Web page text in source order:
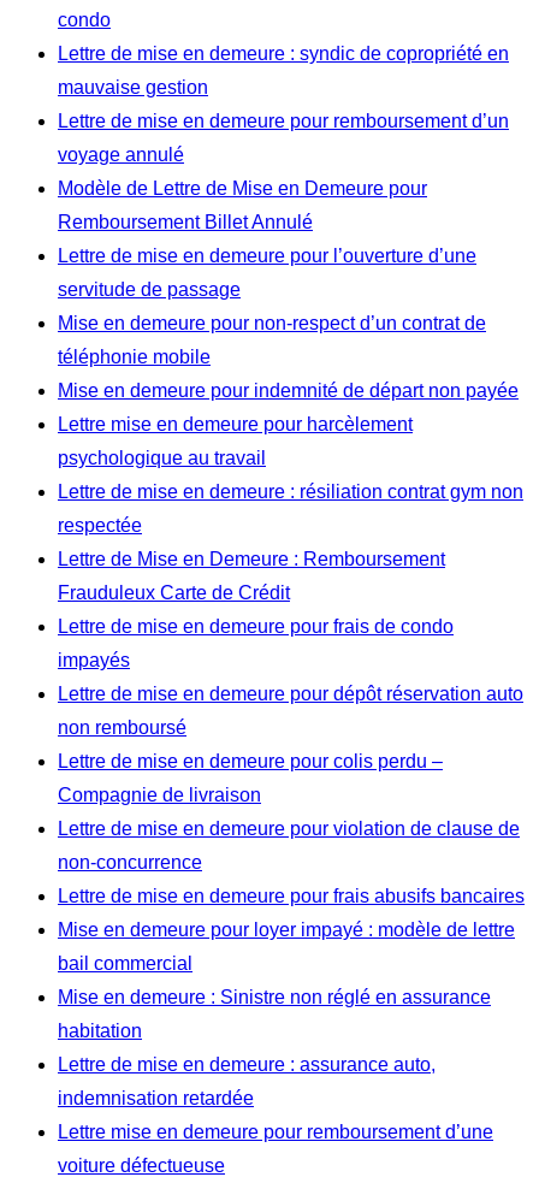
condo
Lettre de mise en demeure : syndic de copropriété en
mauvaise gestion
Lettre de mise en demeure pour remboursement d’un
voyage annulé
Modèle de Lettre de Mise en Demeure pour
Remboursement Billet Annulé
Lettre de mise en demeure pour l’ouverture d’une
servitude de passage
Mise en demeure pour non-respect d’un contrat de
téléphonie mobile
Mise en demeure pour indemnité de départ non payée
Lettre mise en demeure pour harcèlement
psychologique au travail
Lettre de mise en demeure : résiliation contrat gym non
respectée
Lettre de Mise en Demeure : Remboursement
Frauduleux Carte de Crédit
Lettre de mise en demeure pour frais de condo
impayés
Lettre de mise en demeure pour dépôt réservation auto
non remboursé
Lettre de mise en demeure pour colis perdu –
Compagnie de livraison
Lettre de mise en demeure pour violation de clause de
non-concurrence
Lettre de mise en demeure pour frais abusifs bancaires
Mise en demeure pour loyer impayé : modèle de lettre
bail commercial
Mise en demeure : Sinistre non réglé en assurance
habitation
Lettre de mise en demeure : assurance auto,
indemnisation retardée
Lettre mise en demeure pour remboursement d’une
voiture défectueuse